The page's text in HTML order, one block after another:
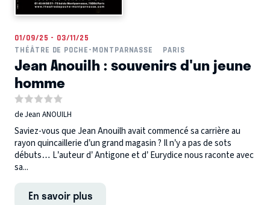
01/09/25 - 03/11/25
THÉÂTRE DE POCHE-MONTPARNASSE
PARIS
Jean Anouilh : souvenirs d'un jeune
homme
de Jean ANOUILH
Saviez-vous que Jean Anouilh avait commencé sa carrière au
rayon quincaillerie d’un grand magasin ? Il n’y a pas de sots
débuts… L’auteur d’ Antigone et d’ Eurydice nous raconte avec
sa...
En savoir plus